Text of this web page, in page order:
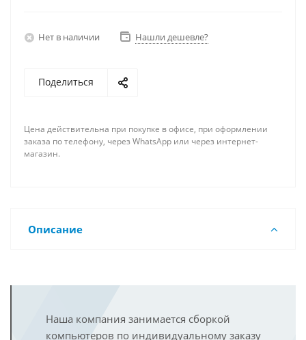
Нет в наличии Нашли дешевле?
Поделиться
Цена действительна при покупке в офисе, при оформлении
заказа по телефону, через WhatsApp или через интернет-
магазин.
Описание
Наша компания занимается сборкой
компьютеров по индивидуальному заказу